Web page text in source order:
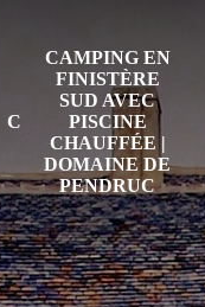
CAMPING EN
FINISTÈRE
SUD AVEC
PISCINE
CHAUFFÉE |
DOMAINE DE
PENDRUC